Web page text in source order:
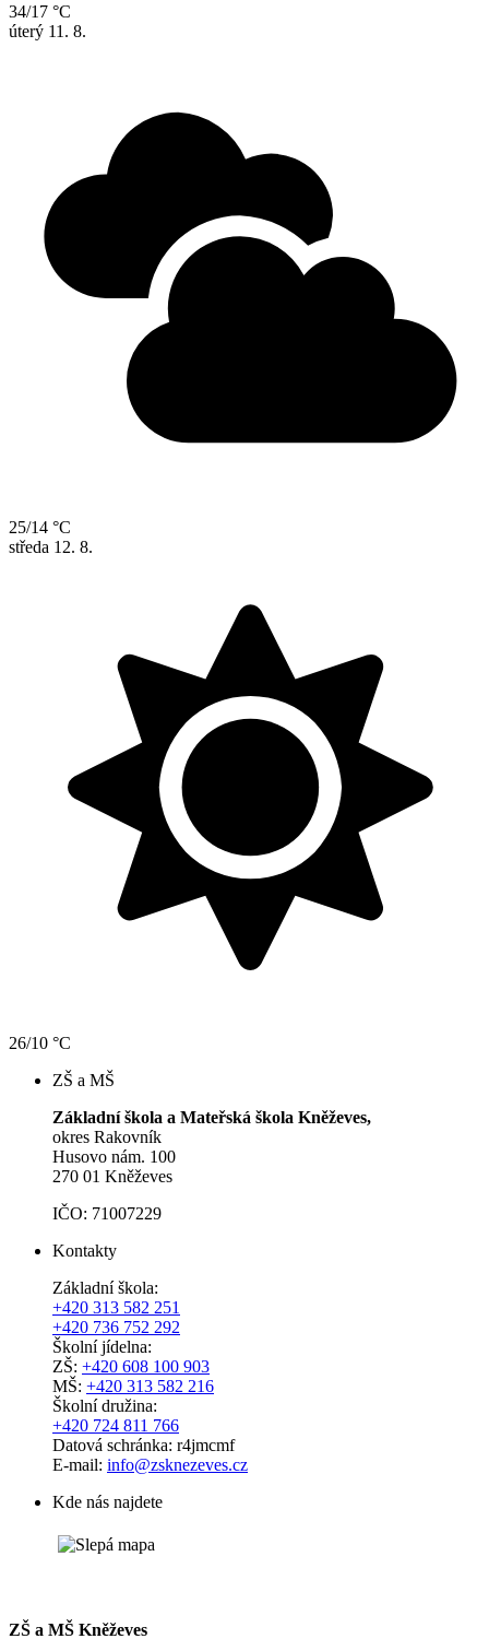
34/17 °C
úterý 11. 8.
25/14 °C
středa 12. 8.
26/10 °C
ZŠ a MŠ
Základní škola a Mateřská škola Kněževes,
okres Rakovník
Husovo nám. 100
270 01 Kněževes
IČO: 71007229
Kontakty
Základní škola:
+420 313 582 251
+420 736 752 292
Školní jídelna:
ZŠ: +420 608 100 903
MŠ: +420 313 582 216
Školní družina:
+420 724 811 766
Datová schránka: r4jmcmf
E-mail: info@zsknezeves.cz
Kde nás najdete
ZŠ a MŠ Kněževes